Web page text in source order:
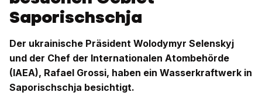
Saporischschja
Der ukrainische Präsident Wolodymyr Selenskyj
und der Chef der Internationalen Atombehörde
(IAEA), Rafael Grossi, haben ein Wasserkraftwerk in
Saporischschja besichtigt.